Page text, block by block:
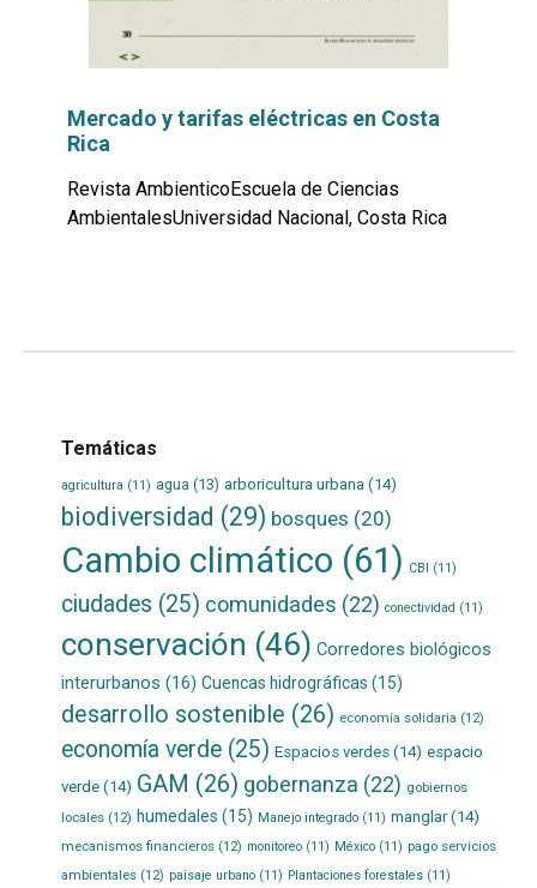
Mercado y tarifas eléctricas en Costa
Rica
Revista AmbienticoEscuela de Ciencias
AmbientalesUniversidad Nacional, Costa Rica
Temáticas
agricultura (11) agua (13) arboricultura urbana(14)
biodiversidad (29) bosques (20)
Cambio climático (61) CBI (11)
ciudades (25) comunidades (22) conectividad (11)
conservación (46) Corredores biológicos
interurbanos (16) Cuencas hidrográficas (15)
desarrollo sostenible (26) economía solidaria (12)
economía verde(25) Espacios verdes(14) espacio
verde(14) GAM (26) gobernanza (22) gobiernos
locales(12) humedales (15) Manejo integrado(11) manglar(14)
mecanismos financieros(12) monitoreo(11) México(11) pago servicios
ambientales(12) paisaje urbano(11) Plantaciones forestales(11)